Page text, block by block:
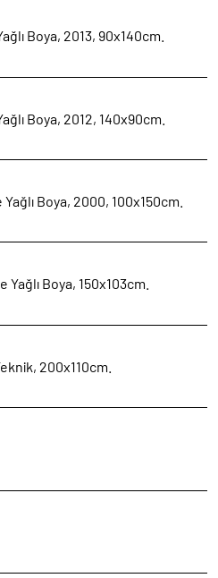
Boya, 2013, 90x140cm.
Boya, 2012, 140x90cm.
Boya, 2000, 100x150cm.
Boya, 150x103cm.
200x110cm.